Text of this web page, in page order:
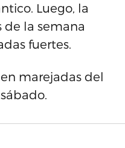
Luego, la
de la semana
fuertes.
marejadas del